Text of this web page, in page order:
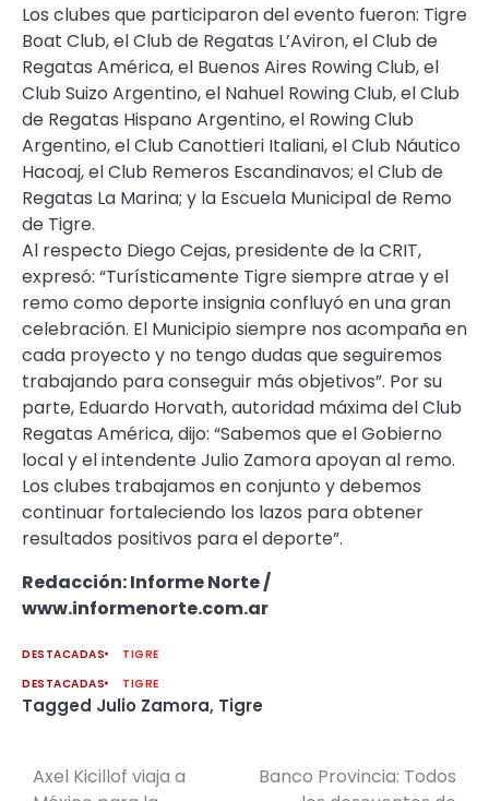
Los clubes que participaron del evento fueron: Tigre
Boat Club, el Club de Regatas L’Aviron, el Club de
Regatas América, el Buenos Aires Rowing Club, el
Club Suizo Argentino, el Nahuel Rowing Club, el Club
de Regatas Hispano Argentino, el Rowing Club
Argentino, el Club Canottieri Italiani, el Club Náutico
Hacoaj, el Club Remeros Escandinavos; el Club de
Regatas La Marina; y la Escuela Municipal de Remo
de Tigre.
Al respecto Diego Cejas, presidente de la CRIT,
expresó: “Turísticamente Tigre siempre atrae y el
remo como deporte insignia confluyó en una gran
celebración. El Municipio siempre nos acompaña en
cada proyecto y no tengo dudas que seguiremos
trabajando para conseguir más objetivos”. Por su
parte, Eduardo Horvath, autoridad máxima del Club
Regatas América, dijo: “Sabemos que el Gobierno
local y el intendente Julio Zamora apoyan al remo.
Los clubes trabajamos en conjunto y debemos
continuar fortaleciendo los lazos para obtener
resultados positivos para el deporte”.
Redacción: Informe Norte /
www.informenorte.com.ar
DESTACADAS
TIGRE
DESTACADAS
TIGRE
Tagged Julio Zamora, Tigre
Navegación
Axel Kicillof viaja a
Banco Provincia: Todos